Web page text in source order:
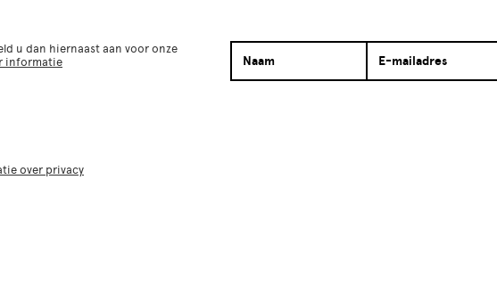
u dan hiernaast aan voor onze
informatie
over privacy